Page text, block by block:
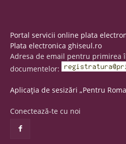
Portal servicii online plata
Plata electronica ghiseul.ro
Adresa de email pentru primirea
documentelor:
Aplicația de sesizări „Pentru
Conectează-te cu noi